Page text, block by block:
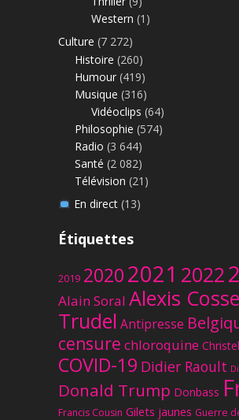
Western (1)
Culture (7 272)
Histoire (260)
Humour (419)
Musique (316)
Vidéoclips (64)
Philosophie (574)
Radio (3 644)
Santé (2 082)
Télévision (21)
En direct(13)
Étiquettes
2019 20202021 2022
Alain Soral Alexis
Trudel Antipresse
censure chloroquine
COVID-19 Didier Raoult
Donald Trump Donbass
Francis Cousin Gilets jaunes Guerre